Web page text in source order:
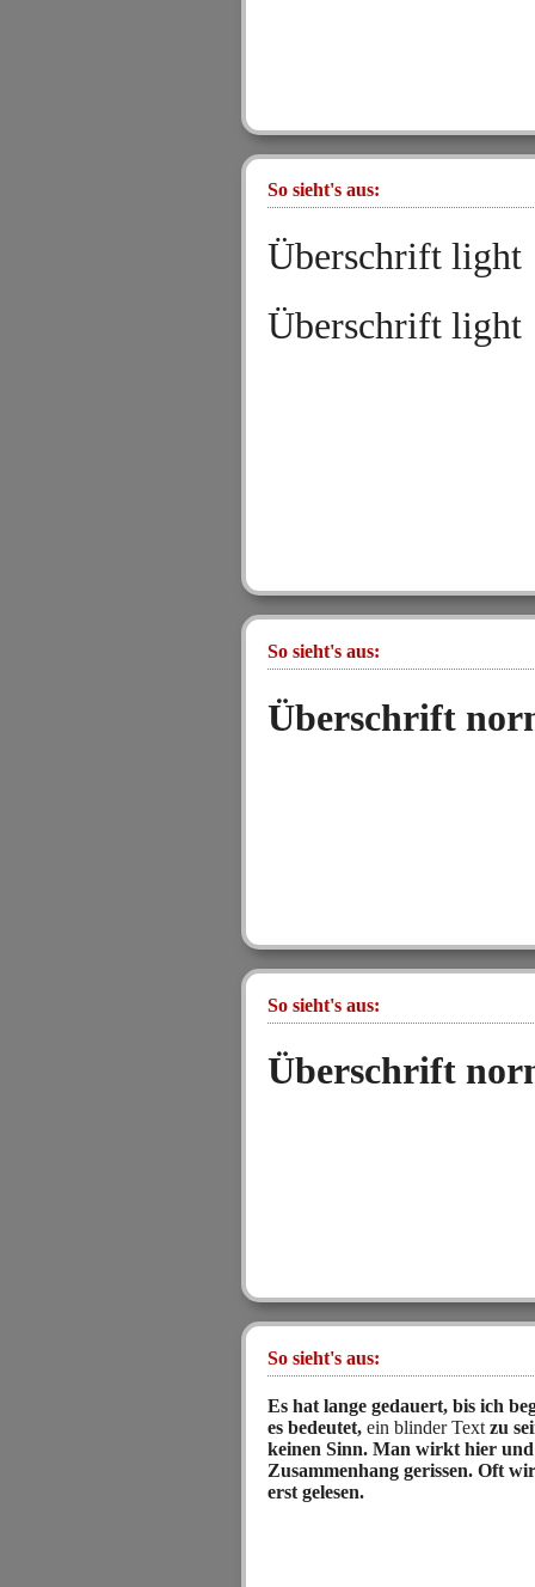
So sieht's aus:
Überschrift light
Überschrift light
So sieht's aus:
Überschrift
So sieht's aus:
Überschrift
So sieht's aus:
Es hat lange gedauert, bis ich
es bedeutet, ein blinder Textzu
keinen Sinn. Man wirkt hier und
Zusammenhang gerissen. Oft
erst gelesen.